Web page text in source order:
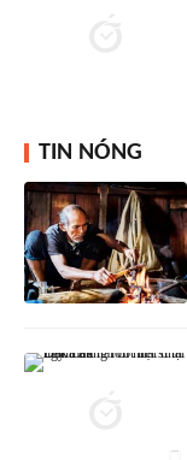
TIN NÓNG